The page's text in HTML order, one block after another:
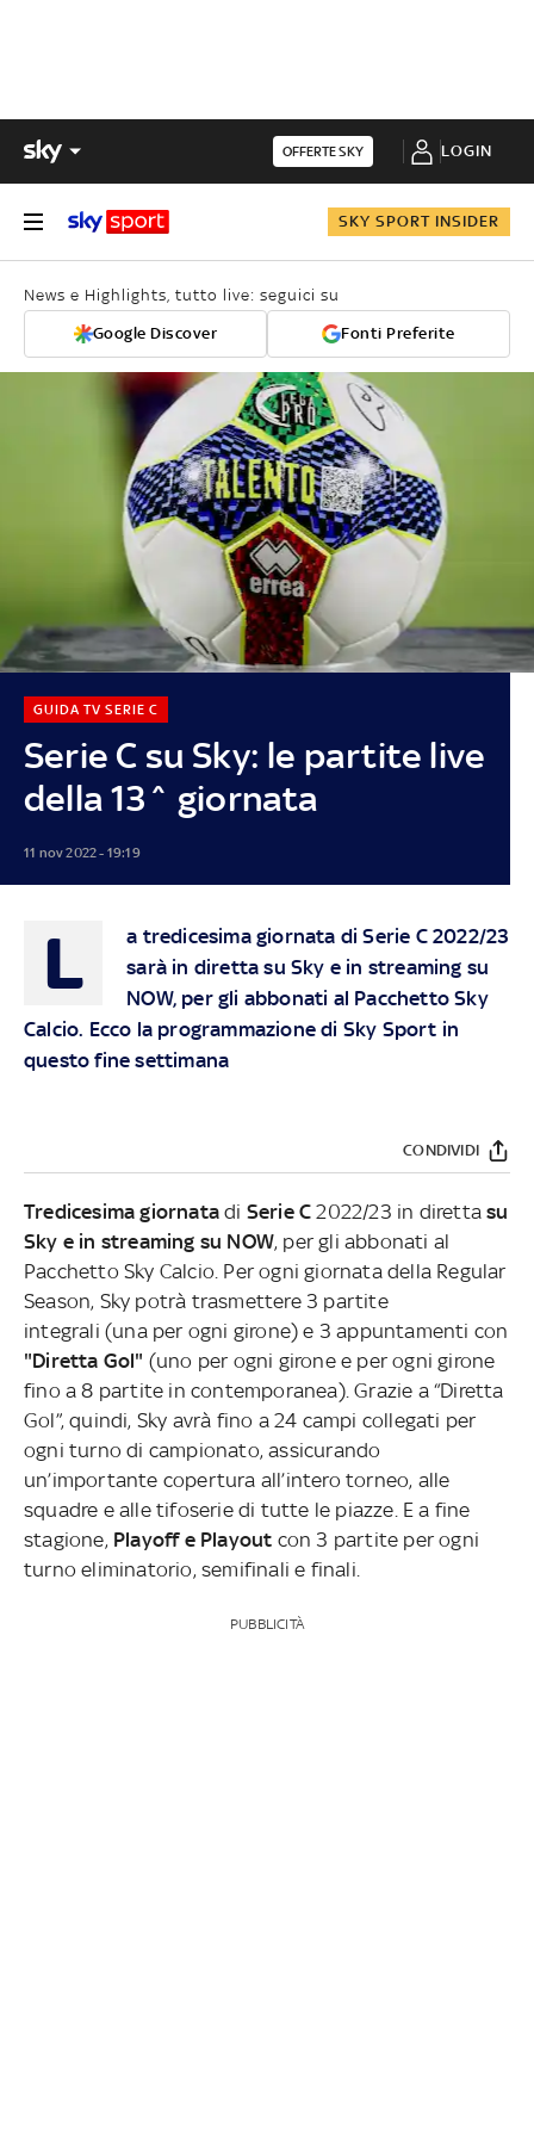
OFFERTE SKY LOGIN
SKY SPORT INSIDER
News e Highlights, tutto live: seguici su
Google Discover Fonti Preferite
Serie C su Sky: le partite live
della 13^ giornata
GUIDA TV SERIE C
11 nov 2022 - 19:19
L
a tredicesima giornata di Serie C 2022/23
sarà in diretta su Sky e in streaming su
NOW, per gli abbonati al Pacchetto Sky
Calcio. Ecco la programmazione di Sky Sport in
questo fine settimana
CONDIVIDI
Tredicesima giornata di Serie C 2022/23 in direttasu
Sky e in streaming su NOW, per gli abbonati al
Pacchetto Sky Calcio. Per ogni giornata della Regular
Season, Sky potrà trasmettere 3 partite
integrali (una per ogni girone) e 3 appuntamenti con
"Diretta Gol" (uno per ogni girone e per ogni girone
fino a 8 partite in contemporanea). Grazie a “Diretta
Gol”, quindi, Sky avrà fino a 24 campi collegati per
ogni turno di campionato, assicurando
un’importante copertura all’intero torneo, alle
squadre e alle tifoserie di tutte le piazze. E a fine
stagione, Playoff e Playout con 3 partite per ogni
turno eliminatorio, semifinali e finali.
PUBBLICITÀ